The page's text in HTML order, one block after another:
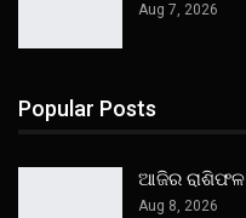
Aug 7, 2026
Popular Posts
ଆଜିର ରାଶିଫଳ
Aug 8, 2026